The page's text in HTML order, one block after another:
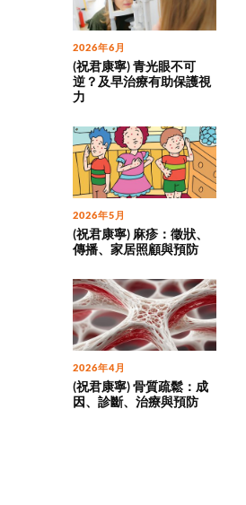
2026年6月
(祝君康寧) 青光眼不可
逆？及早治療有助保護視
力
2026年5月
(祝君康寧) 麻疹：徵狀、
傳播、家居照顧與預防
2026年4月
(祝君康寧) 骨質疏鬆：成
因、診斷、治療與預防